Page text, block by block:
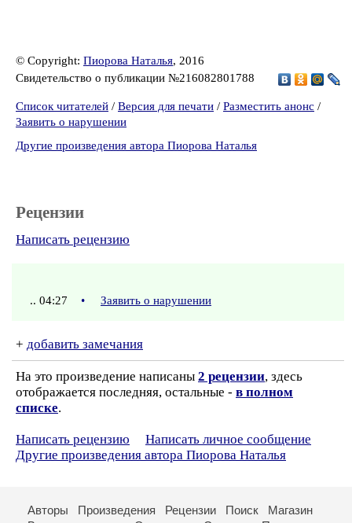
© Copyright: Пиорова Наталья, 2016
Свидетельство о публикации №216082801788
Список читателей / Версия для печати / Разместить анонс /
Заявить о нарушении
Другие произведения автора Пиорова Наталья
Рецензии
Написать рецензию
.. 04:27 • Заявить о нарушении
+ добавить замечания
На это произведение написаны 2 рецензии, здесь
отображается последняя, остальные - в полном
списке.
Написать рецензию
Написать личное сообщение
Другие произведения автора Пиорова Наталья
Авторы Произведения Рецензии Поиск
Магазин